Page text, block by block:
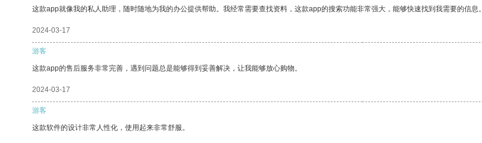
这款app就像我的私人助理，随时随地为我的办公提供帮助。我经常需要查找资料，这款app的搜索功能非常强大，能够快速找到我需要的信息。
2024-03-17
游客
这款app的售后服务非常完善，遇到问题总是能够得到妥善解决，让我能够放心购物。
2024-03-17
游客
这款软件的设计非常人性化，使用起来非常舒服。